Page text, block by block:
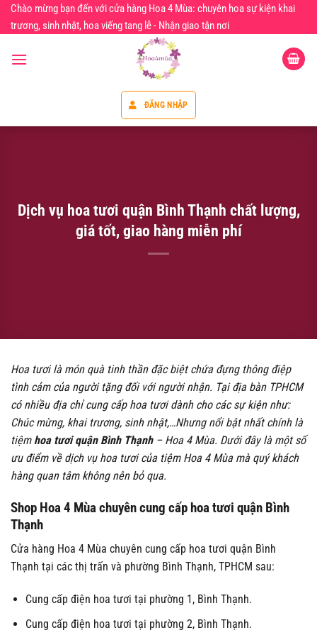
Chuyển
đến
dung
Chào mừng bạn đến với cửa hàng Hoa 4 Mùa: chuyên hoa sự kiện khai
trương, sinh nhật, hoa viếng tang lễ - Nhận giao tận nơi
ĐĂNG NHẬP
Dịch vụ hoa tươi quận Bình Thạnh chất lượng,
giá tốt, giao hàng miễn phí
Hoa tươi là món quà tinh thần đặc biệt chứa đựng thông điệp
tình cảm của người tặng đối với người nhận. Tại địa bàn TPHCM
có nhiều địa chỉ cung cấp hoa tươi dành cho các sự kiện như:
Chúc mừng, khai trương, sinh nhật,…Nhưng nổi bật nhất chính là
tiệmhoa tươi quận Bình Thạnh– Hoa 4 Mùa. Dưới đây là một số
ưu điểm về dịch vụ hoa tươi của tiệm Hoa 4 Mùa mà quý khách
hàng quan tâm không nên bỏ qua.
Shop Hoa 4 Mùa chuyên cung cấp hoa tươi quận Bình
Thạnh
Cửa hàng Hoa 4 Mùa chuyên cung cấp hoa tươi quận Bình
Thạnh tại các thị trấn và phường Bình Thạnh, TPHCM sau:
Cung cấp điện hoa tươi tại phường 1, Bình Thạnh.
Cung cấp điện hoa tươi tại phường 2, Bình Thạnh.